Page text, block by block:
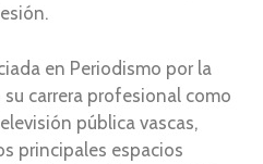
en Periodismo por la
su carrera profesional como
pública vascas,
principales espacios